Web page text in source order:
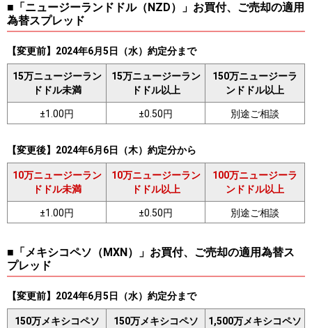
■「ニュージーランドドル（NZD）」お買付、ご売却の適用
為替スプレッド
【変更前】2024年6月5日（水）約定分まで
15万ニュージーラン
ドドル未満
15万ニュージーラン
ドドル以上
150万ニュージーラ
ンドドル以上
±1.00円 ±0.50円 別途ご相談
【変更後】2024年6月6日（木）約定分から
10万ニュージーラン
ドドル未満
10万ニュージーラン
ドドル以上
100万ニュージーラ
ンドドル以上
±1.00円 ±0.50円 別途ご相談
■「メキシコペソ（MXN）」お買付、ご売却の適用為替ス
プレッド
【変更前】2024年6月5日（水）約定分まで
150万メキシコペソ
150万メキシコペソ
1,500万メキシコペソ